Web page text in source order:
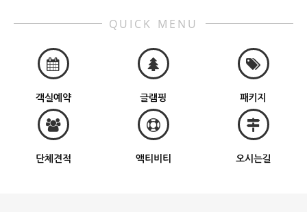
QUICK MENU
객실예약 글램핑 패키지
단체견적 액티비티 오시는길